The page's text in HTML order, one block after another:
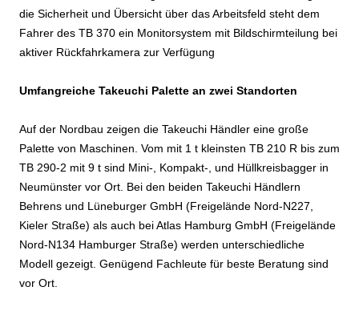
die Sicherheit und Übersicht über das Arbeitsfeld steht dem
Fahrer des TB 370 ein Monitorsystem mit Bildschirmteilung bei
aktiver Rückfahrkamera zur Verfügung
Umfangreiche Takeuchi Palette an zwei Standorten
Auf der Nordbau zeigen die Takeuchi Händler eine große
Palette von Maschinen. Vom mit 1 t kleinsten TB 210 R bis zum
TB 290-2 mit 9 t sind Mini-, Kompakt-, und Hüllkreisbagger in
Neumünster vor Ort. Bei den beiden Takeuchi Händlern
Behrens und Lüneburger GmbH (Freigelände Nord-N227,
Kieler Straße) als auch bei Atlas Hamburg GmbH (Freigelände
Nord-N134 Hamburger Straße) werden unterschiedliche
Modell gezeigt. Genügend Fachleute für beste Beratung sind
vor Ort.